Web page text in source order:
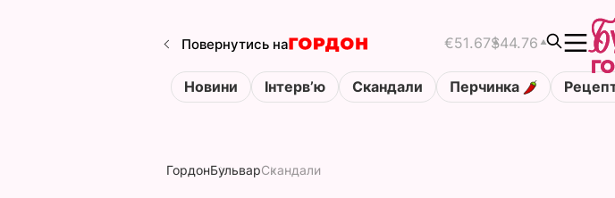
Повернутись на €51.67$44.76
Новини Інтервʼю Скандали Перчинка
ГордонБульварСкандали